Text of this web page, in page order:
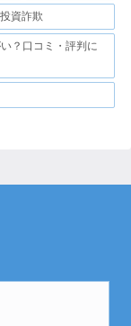
資詐欺
？口コミ・評判に